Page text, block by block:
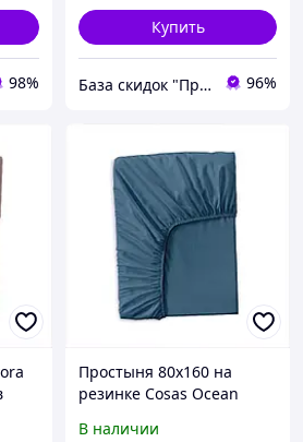
98%
Купить
База скидок "ПромоКот" 96%
Простыня 80х160 на
резинке Cosas Ocean
В наличии